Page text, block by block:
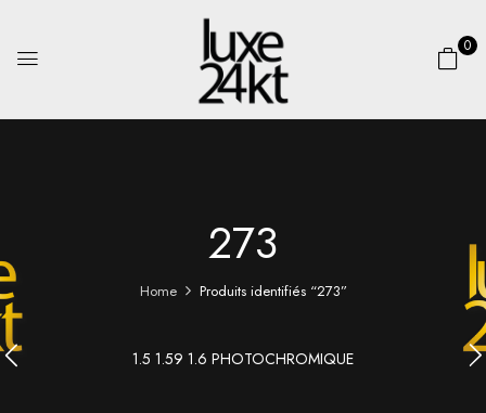
0
273
Home Produits identifiés “273”
1.5 1.59 1.6 PHOTOCHROMIQUE